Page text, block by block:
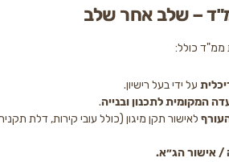
אחר שלב
רישיון.
ובנייה.
תקן מיגון (כולל עובי קירות, דלת תקנית, מערכת